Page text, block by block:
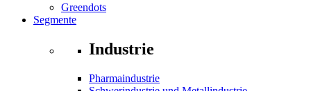
Greendots
Segmente
Industrie
Pharmaindustrie